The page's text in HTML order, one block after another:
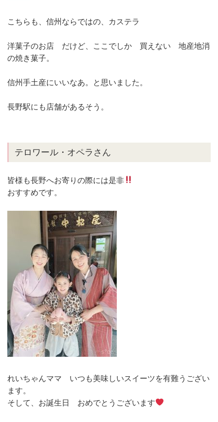
こちらも、信州ならではの、カステラ
洋菓子のお店 だけど、ここでしか 買えない 地産地消
の焼き菓子。
信州手土産にいいなあ。と思いました。
長野駅にも店舗があるそう。
テロワール・オペラさん
皆様も長野へお寄りの際には是非
おすすめです。
れいちゃんママ いつも美味しいスイーツを有難うござい
ます。
そして、お誕生日 おめでとうございます